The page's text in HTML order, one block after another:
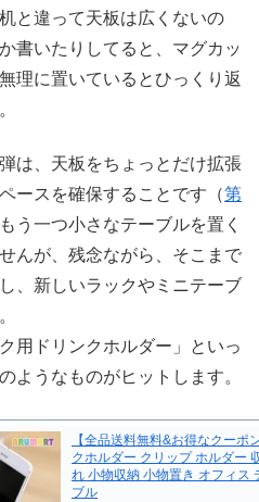
と違って天板は広くないの
書いたりしてると、マグカッ
理に置いているとひっくり返
は、天板をちょっとだけ拡張
ースを確保することです（第
う一つ小さなテーブルを置く
んが、残念ながら、そこまで
、新しいラックやミニテーブ
用ドリンクホルダー」といっ
ようなものがヒットします。
【全品送料無料&お得なクーポ
クホルダー クリップ ホルダー
れ 小物収納 小物置き オフィス
ブル